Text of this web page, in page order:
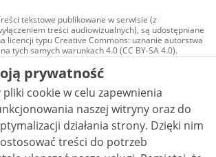
tekstowe publikowane w serwisie (z
treści audiowizualnych), są udostępniane
licencji typu Creative Commons: uznanie autorstwa
tych samych warunkach 4.0 (CC BY-SA 4.0).
audiowizualne, w tym zdjęcia, materiały
i wideo, są udostępniane na licencji typu
Commons: uznanie autorstwa użycie
- bez utworów zależnych 4.0 (CC BY-
ND 4.0), o ile nie jest to stwierdzone inaczej.
prywatność
cookie w celu zapewnienia
naszej witryny oraz do
działania strony. Dzięki nim
treści do potrzeb